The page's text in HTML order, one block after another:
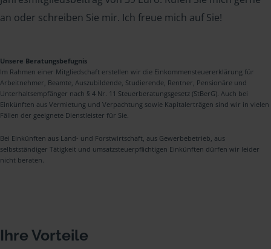
an oder schreiben Sie mir. Ich freue mich auf Sie!
Unsere Beratungsbefugnis
Im Rahmen einer Mitgliedschaft erstellen wir die Einkommensteuererklärung für
Arbeitnehmer, Beamte, Auszubildende, Studierende, Rentner, Pensionäre und
Unterhaltsempfänger nach § 4 Nr. 11 Steuerberatungsgesetz (StBerG). Auch bei
Einkünften aus Vermietung und Verpachtung sowie Kapitalerträgen sind wir in vielen
Fällen der geeignete Dienstleister für Sie.
Bei Einkünften aus Land- und Forstwirtschaft, aus Gewerbebetrieb, aus
selbstständiger Tätigkeit und umsatzsteuerpflichtigen Einkünften dürfen wir leider
nicht beraten.
Ihre Vorteile